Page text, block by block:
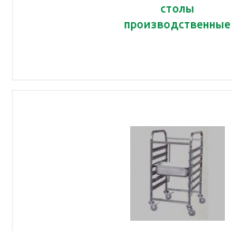
столы
производственные